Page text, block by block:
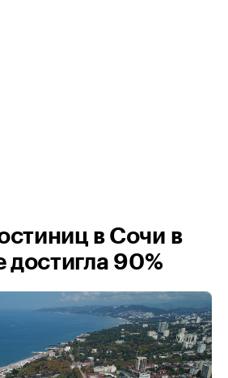
в Сочи в
90%